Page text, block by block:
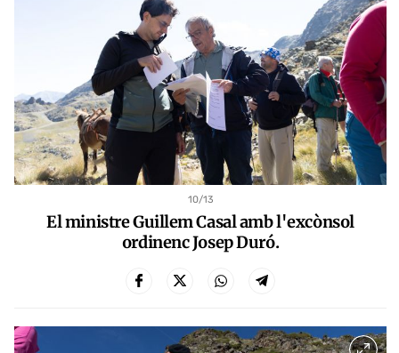
10/13
El ministre Guillem Casal amb l'excònsol
ordinenc Josep Duró.